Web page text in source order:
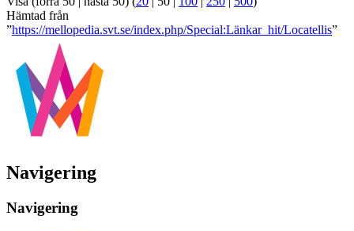
Hämtad från
”https://mellopedia.svt.se/index.php/Special:Länkar_hit/Locatellis”
Navigering
Navigering